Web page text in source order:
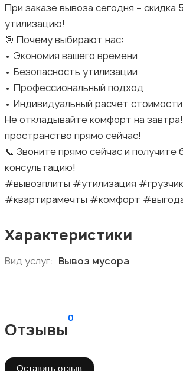
При заказе вывоза сегодня – скидка
утилизацию!
🎯 Почему выбирают нас:
• Экономия вашего времени
• Безопасность утилизации
• Профессиональный подход
• Индивидуальный расчет стоимости
Не откладывайте комфорт на
пространство прямо сейчас!
📞 Звоните прямо сейчас и получите
консультацию!
#вывозплиты #утилизация
#квартирамечты #комфорт
Характеристики
Вид услуг: Вывоз мусора
Отзывы
0
Оставить отзыв